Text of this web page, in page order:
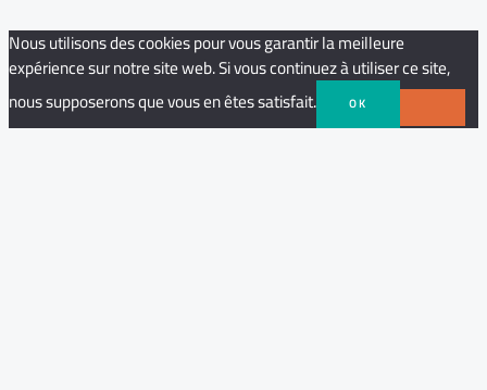
Nous utilisons des cookies pour vous garantir la meilleure
expérience sur notre site web. Si vous continuez à utiliser ce site,
nous supposerons que vous en êtes satisfait.
OK